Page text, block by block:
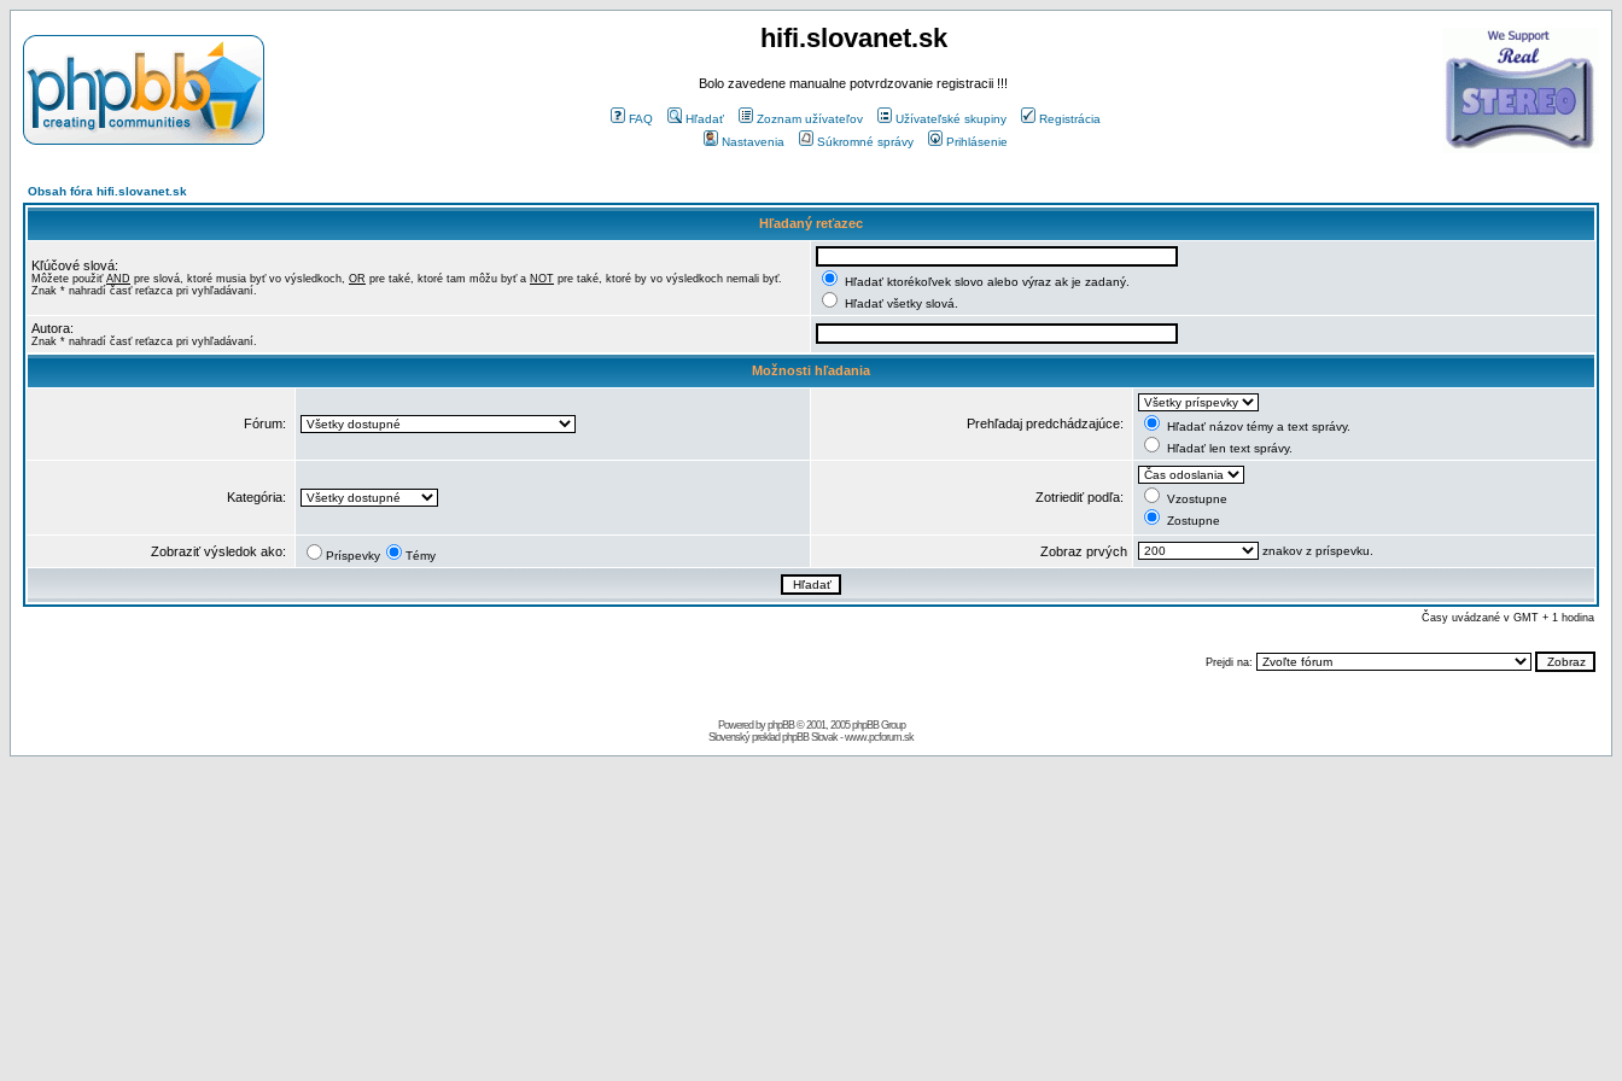
hifi.slovanet.sk
Bolo zavedene manualne potvrdzovanie registracii !!!
FAQ Hľadať Zoznam užívateľov Užívateľské skupiny
Registrácia
Nastavenia
Súkromné správy Prihlásenie
Obsah fóra hifi.slovanet.sk
Hľadaný reťazec
Kľúčové slová:
Môžete použiť AND pre slová, ktoré musia byť vo výsledkoch, OR pre také, ktoré tam môžu byť a NOT pre také, ktoré by vo výsledkoch nemali byť.
Znak * nahradí časť reťazca pri vyhľadávaní.
Hľadať ktorékoľvek slovo alebo výraz ak je zadaný.
Hľadať všetky slová.
Autora:
Znak * nahradí časť reťazca pri vyhľadávaní.
Možnosti hľadania
Fórum: Prehľadaj predchádzajúce:
Hľadať názov témy a text správy.
Hľadať len text správy.
Kategória: Zotriediť podľa:
Vzostupne
Zostupne
Zobraziť výsledok ako: Príspevky Témy Zobraz prvých znakov z príspevku.
Časy uvádzané v GMT + 1 hodina
Prejdi na:
Powered byphpBB© 2001, 2005 phpBB Group
Slovenský preklad phpBB Slovak-www.pcforum.sk